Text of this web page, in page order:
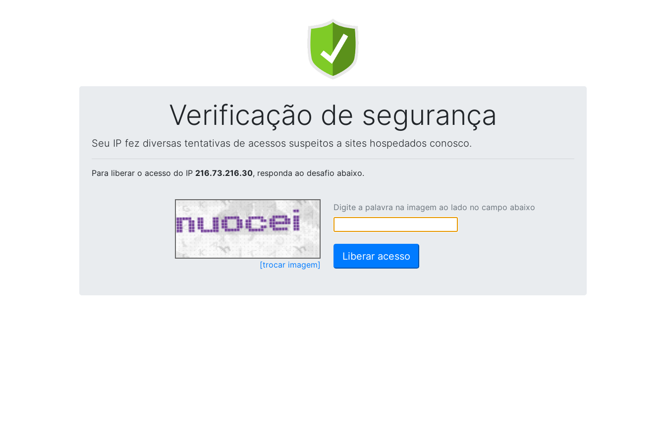
Verificação de segurança
Seu IP fez diversas tentativas de acessos suspeitos a sites hospedados conosco.
Para liberar o acesso do IP 216.73.216.30, responda ao desafio abaixo.
[trocar imagem]
Digite a palavra na imagem ao lado no campo abaixo